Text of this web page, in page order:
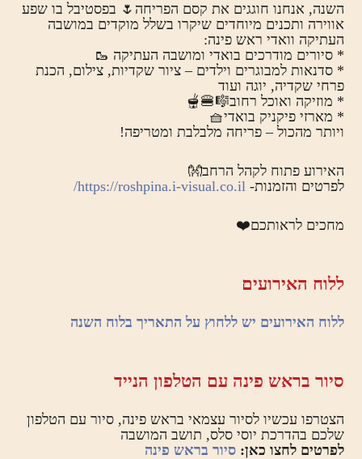
השנה, אנחנו חוגגים את קסם הפריחה🌷 בפסטיבל בו שפע
אווירה ותכנים מיוחדים שיקרו בשלל מוקדים במושבה
העתיקה וואדי ראש פינה:
* סיורים מודרכים בואדי ומושבה העתיקה 🥾
* סדנאות למבוגרים וילדים – ציור שקדיות, צילום, הכנת
פרחי שקדיה, יוגה ועוד
* מוזיקה ואוכל רחוב🎼🍔🫕
* מארזי פיקניק בואדי🧺
ויותר מהכול – פריחה מלבלבת ומטריפה!
האירוע פתוח לקהל הרחב👐
לפרטים והזמנות-https://roshpina.i-visual.co.il/
מחכים לראותכם❤️
ללוח האירועים
ללוח האירועים יש ללחוץ על התאריך בלוח השנה
סיור בראש פינה עם הטלפון הנייד
הצטרפו עכשיו לסיור עצמאי בראש פינה, סיור עם הטלפון
שלכם בהדרכת יוסי סלס, תושב המושבה
לפרטים לחצו כאן:סיור בראש פינה